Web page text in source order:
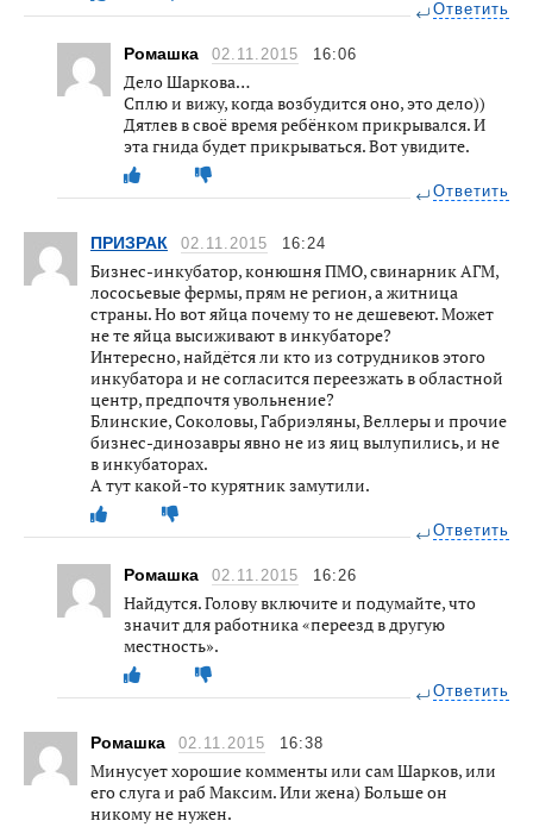
Ответить
Ромашка 02.11.2015 16:06
Дело Шаркова…
Сплю и вижу, когда возбудится оно, это дело))
Дятлев в своё время ребёнком прикрывался. И
эта гнида будет прикрываться. Вот увидите.
Ответить
ПРИЗРАК 02.11.2015 16:24
Бизнес-инкубатор, конюшня ПМО, свинарник АГМ,
лососьевые фермы, прям не регион, а житница
страны. Но вот яйца почему то не дешевеют. Может
не те яйца высиживают в инкубаторе?
Интересно, найдётся ли кто из сотрудников этого
инкубатора и не согласится переезжать в областной
центр, предпочтя увольнение?
Блинские, Соколовы, Габриэляны, Веллеры и прочие
бизнес-динозавры явно не из яиц вылупились, и не
в инкубаторах.
А тут какой-то курятник замутили.
Ответить
Ромашка 02.11.2015 16:26
Найдутся. Голову включите и подумайте, что
значит для работника «переезд в другую
местность».
Ответить
Ромашка 02.11.2015 16:38
Минусует хорошие комменты или сам Шарков, или
его слуга и раб Максим. Или жена) Больше он
никому не нужен.